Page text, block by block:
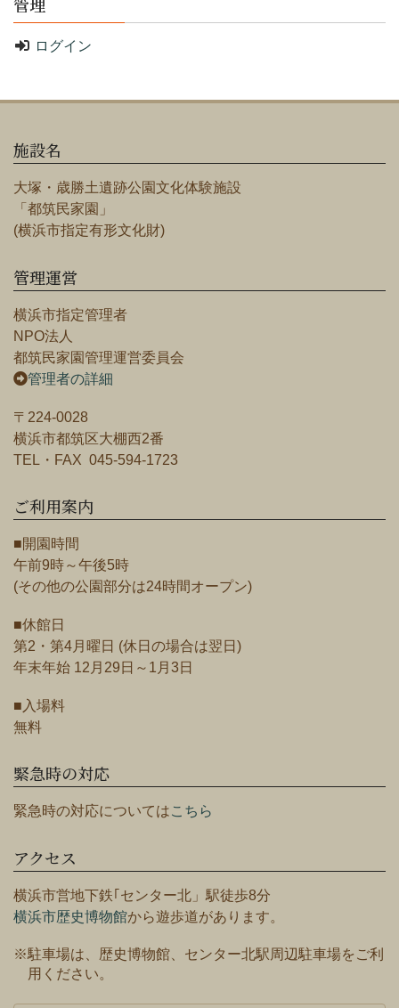
管理
ログイン
施設名
大塚・歳勝土遺跡公園文化体験施設
「都筑民家園」
(横浜市指定有形文化財)
管理運営
横浜市指定管理者
NPO法人
都筑民家園管理運営委員会
管理者の詳細
〒224-0028
横浜市都筑区大棚西2番
TEL・FAX 045-594-1723
ご利用案内
■開園時間
午前9時～午後5時
(その他の公園部分は24時間オープン)
■休館日
第2・第4月曜日 (休日の場合は翌日)
年末年始 12月29日～1月3日
■入場料
無料
緊急時の対応
緊急時の対応についてはこちら
アクセス
横浜市営地下鉄｢センター北」駅徒歩8分
横浜市歴史博物館から遊歩道があります。
※駐車場は、歴史博物館、センター北駅周辺駐車場をご利
用ください。